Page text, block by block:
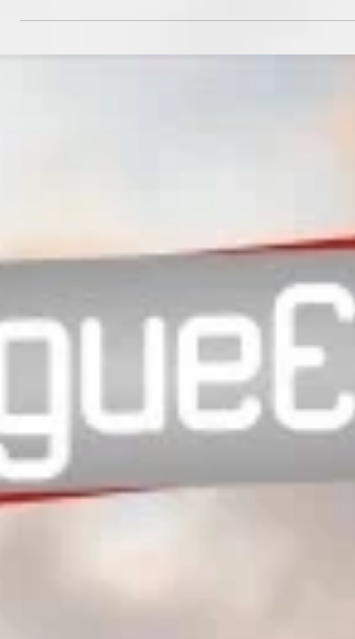
favor do...